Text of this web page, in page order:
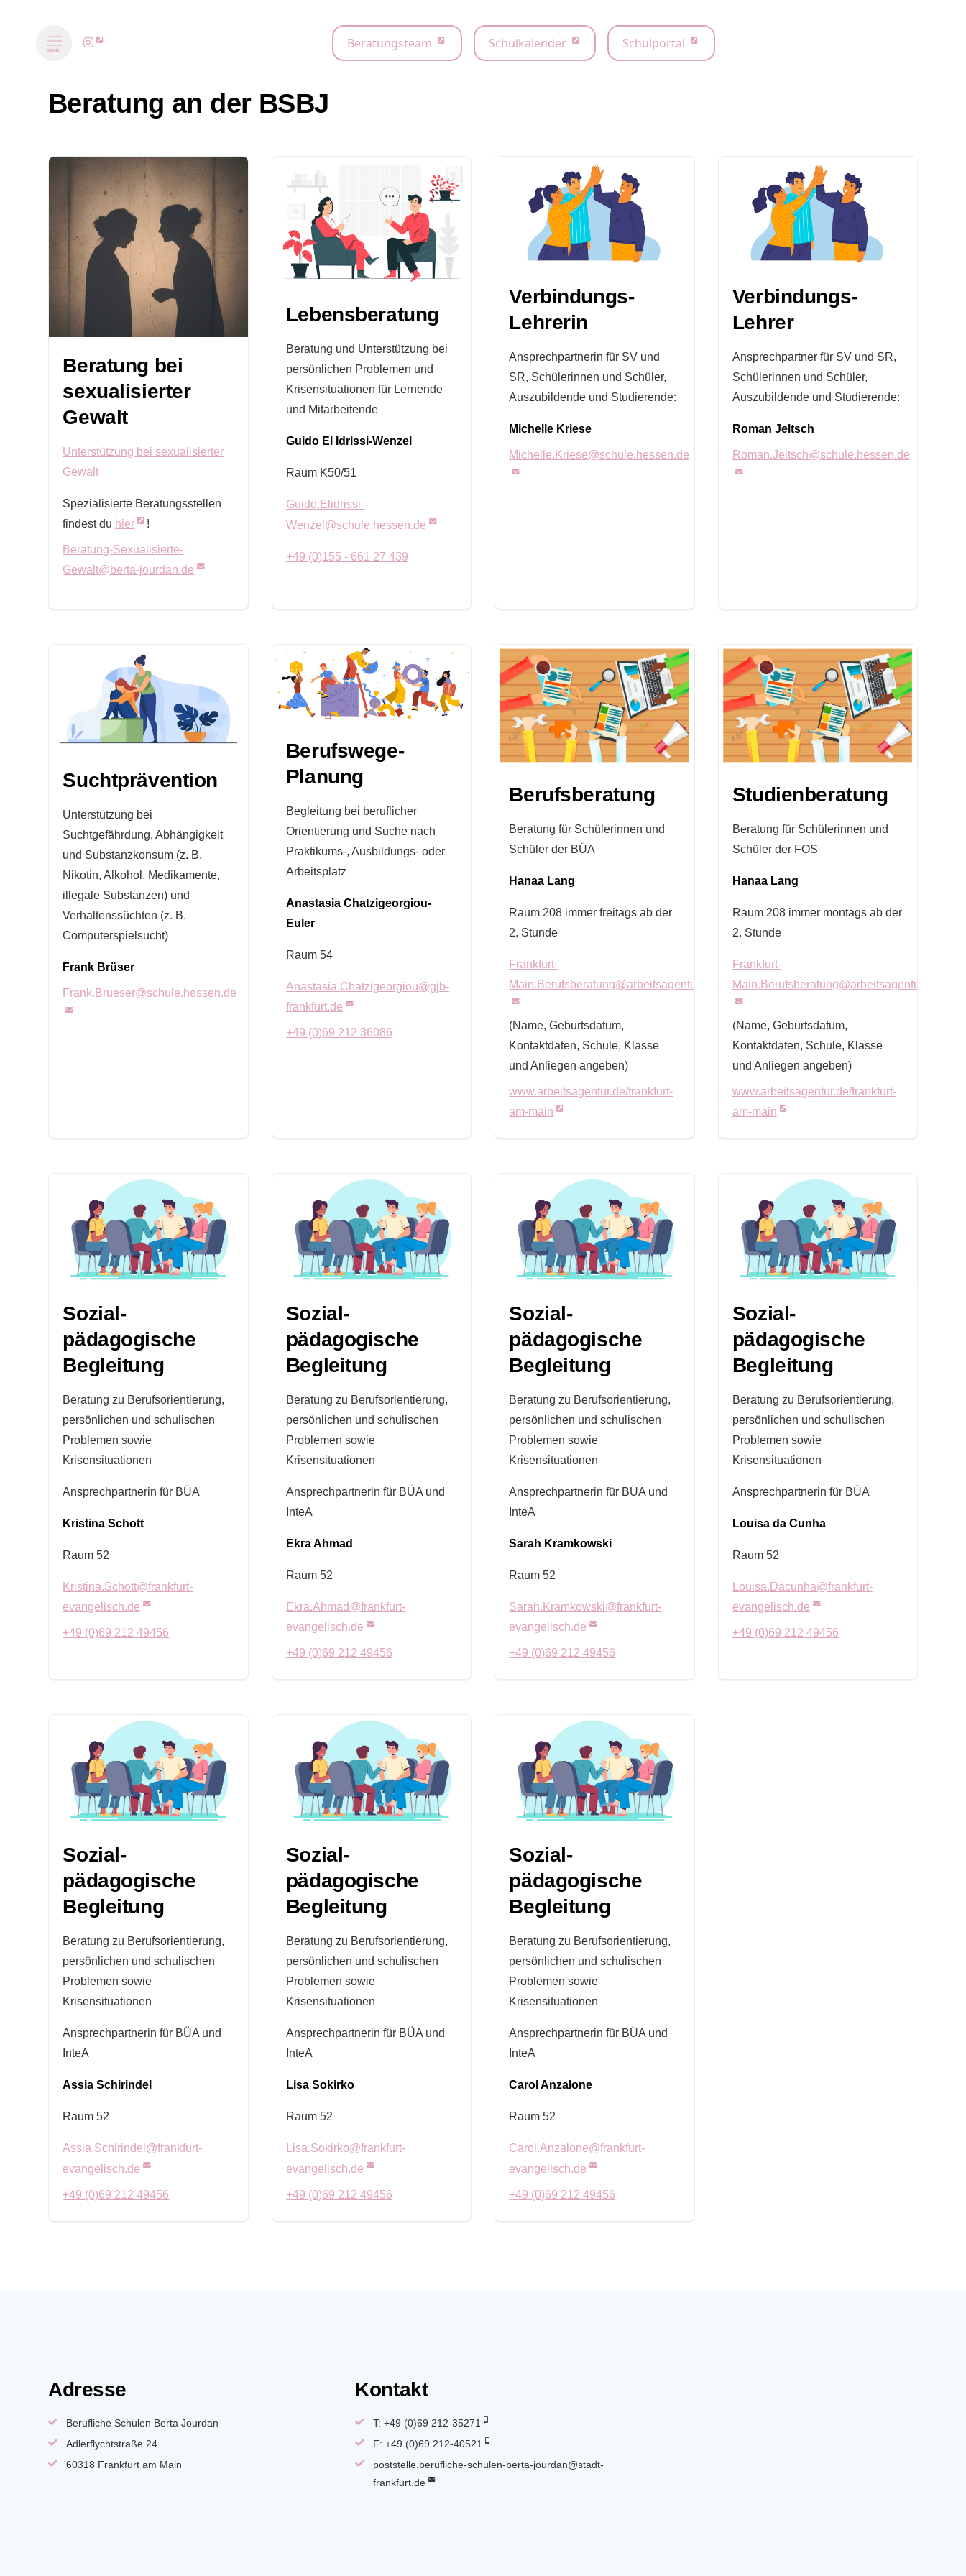
MENÜ Beratungsteam Schulkalender Schulportal
Beratung an der BSBJ
Beratung bei
sexualisierter
Gewalt
Unterstützung bei sexualisierter
Gewalt
Spezialisierte Beratungsstellen
findest du hier !
Beratung-Sexualisierte-
Gewalt@berta-jourdan.de
Lebensberatung
Beratung und Unterstützung bei
persönlichen Problemen und
Krisensituationen für Lernende
und Mitarbeitende
Guido El Idrissi-Wenzel
Raum K50/51
Guido.Elidrissi-
Wenzel@schule.hessen.de
+49 (0)155 - 661 27 439
Verbindungs-
Lehrerin
Ansprechpartnerin für SV und
SR, Schülerinnen und Schüler,
Auszubildende und Studierende:
Michelle Kriese
Michelle.Kriese@schule.hessen.de
Verbindungs-
Lehrer
Ansprechpartner für SV und SR,
Schülerinnen und Schüler,
Auszubildende und Studierende:
Roman Jeltsch
Roman.Jeltsch@schule.hessen.de
Suchtprävention
Unterstützung bei
Suchtgefährdung, Abhängigkeit
und Substanzkonsum (z. B.
Nikotin, Alkohol, Medikamente,
illegale Substanzen) und
Verhaltenssüchten (z. B.
Computerspielsucht)
Frank Brüser
Frank.Brueser@schule.hessen.de
Berufswege-
Planung
Begleitung bei beruflicher
Orientierung und Suche nach
Praktikums-, Ausbildungs- oder
Arbeitsplatz
Anastasia Chatzigeorgiou-
Euler
Raum 54
Anastasia.Chatzigeorgiou@gjb-
frankfurt.de
+49 (0)69 212 36086
Berufsberatung
Beratung für Schülerinnen und
Schüler der BÜA
Hanaa Lang
Raum 208 immer freitags ab der
2. Stunde
Frankfurt-
Main.Berufsberatung@arbeitsagentur.de
(Name, Geburtsdatum,
Kontaktdaten, Schule, Klasse
und Anliegen angeben)
www.arbeitsagentur.de/frankfurt-
am-main
Studienberatung
Beratung für Schülerinnen und
Schüler der FOS
Hanaa Lang
Raum 208 immer montags ab der
2. Stunde
Frankfurt-
Main.Berufsberatung@arbeitsagentur.de
(Name, Geburtsdatum,
Kontaktdaten, Schule, Klasse
und Anliegen angeben)
www.arbeitsagentur.de/frankfurt-
am-main
Sozial-
pädagogische
Begleitung
Beratung zu Berufsorientierung,
persönlichen und schulischen
Problemen sowie
Krisensituationen
Ansprechpartnerin für BÜA
Kristina Schott
Raum 52
Kristina.Schott@frankfurt-
evangelisch.de
+49 (0)69 212 49456
Sozial-
pädagogische
Begleitung
Beratung zu Berufsorientierung,
persönlichen und schulischen
Problemen sowie
Krisensituationen
Ansprechpartnerin für BÜA und
InteA
Ekra Ahmad
Raum 52
Ekra.Ahmad@frankfurt-
evangelisch.de
+49 (0)69 212 49456
Sozial-
pädagogische
Begleitung
Beratung zu Berufsorientierung,
persönlichen und schulischen
Problemen sowie
Krisensituationen
Ansprechpartnerin für BÜA und
InteA
Sarah Kramkowski
Raum 52
Sarah.Kramkowski@frankfurt-
evangelisch.de
+49 (0)69 212 49456
Sozial-
pädagogische
Begleitung
Beratung zu Berufsorientierung,
persönlichen und schulischen
Problemen sowie
Krisensituationen
Ansprechpartnerin für BÜA
Louisa da Cunha
Raum 52
Louisa.Dacunha@frankfurt-
evangelisch.de
+49 (0)69 212 49456
Sozial-
pädagogische
Begleitung
Beratung zu Berufsorientierung,
persönlichen und schulischen
Problemen sowie
Krisensituationen
Ansprechpartnerin für BÜA und
InteA
Assia Schirindel
Raum 52
Assia.Schirindel@frankfurt-
evangelisch.de
+49 (0)69 212 49456
Sozial-
pädagogische
Begleitung
Beratung zu Berufsorientierung,
persönlichen und schulischen
Problemen sowie
Krisensituationen
Ansprechpartnerin für BÜA und
InteA
Lisa Sokirko
Raum 52
Lisa.Sokirko@frankfurt-
evangelisch.de
+49 (0)69 212 49456
Sozial-
pädagogische
Begleitung
Beratung zu Berufsorientierung,
persönlichen und schulischen
Problemen sowie
Krisensituationen
Ansprechpartnerin für BÜA und
InteA
Carol Anzalone
Raum 52
Carol.Anzalone@frankfurt-
evangelisch.de
+49 (0)69 212 49456
Adresse
Berufliche Schulen Berta Jourdan
Adlerflychtstraße 24
60318 Frankfurt am Main
Kontakt
T: +49 (0)69 212-35271
F: +49 (0)69 212-40521
poststelle.berufliche-schulen-berta-jourdan@stadt-
frankfurt.de